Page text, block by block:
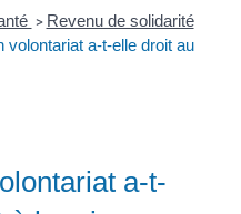
> Revenu de solidarité
volontariat a-t-elle droit au
a-t-